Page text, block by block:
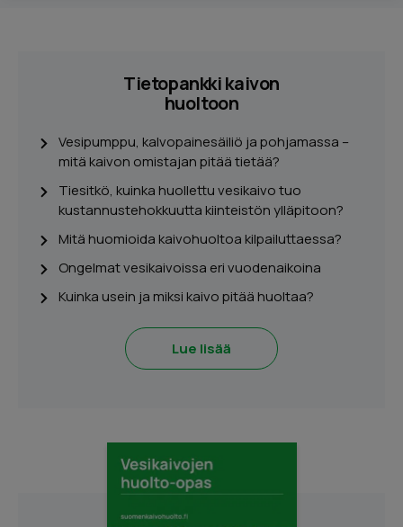
Tietopankki kaivon
huoltoon
Vesipumppu, kalvopainesäiliö ja pohjamassa –
mitä kaivon omistajan pitää tietää?
Tiesitkö, kuinka huollettu vesikaivo tuo
kustannustehokkuutta kiinteistön ylläpitoon?
Mitä huomioida kaivohuoltoa kilpailuttaessa?
Ongelmat vesikaivoissa eri vuodenaikoina
Kuinka usein ja miksi kaivo pitää huoltaa?
Lue lisää